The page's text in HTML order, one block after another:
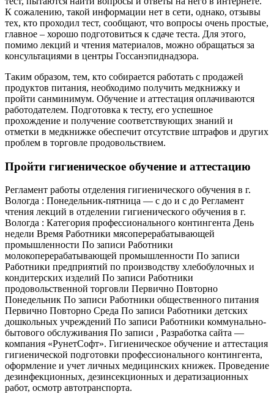
К сожалению, такой информации нет в сети, однако, отзывы
тех, кто проходил тест, сообщают, что вопросы очень простые,
главное – хорошо подготовиться к сдаче теста. Для этого,
помимо лекций и чтения материалов, можно обращаться за
консультациями в центры Госсанэпиднадзора.
Таким образом, тем, кто собирается работать с продажей
продуктов питания, необходимо получить медкнижку и
пройти санминимум. Обучение и аттестация оплачиваются
работодателем. Подготовка к тесту, его успешное
прохождение и получение соответствующих знаний и
отметки в медкнижке обеспечит отсутствие штрафов и других
проблем в торговле продовольствием.
Пройти гигиеническое обучение и аттестацию
Регламент работы отделения гигиенического обучения в г.
Вологда : Понедельник-пятница — с до и с до Регламент
чтения лекций в отделении гигиенического обучения в г.
Вологда : Категория профессионального контингента День
недели Время Работники мясоперерабатывающей
промышленности По записи Работники
молокоперерабатывающей промышленности По записи
Работники предприятий по производству хлебобулочных и
кондитерских изделий По записи Работники
продовольственной торговли Первично Повторно
Понедельник По записи Работники общественного питания
Первично Повторно Среда По записи Работники детских
дошкольных учреждений По записи Работники коммунально-
бытового обслуживания По записи , Разработка сайта —
компания «РунетСофт». Гигиеническое обучение и аттестация
гигиенической подготовки профессионального контингента,
оформление и учет личных медицинских книжек. Проведение
дезинфекционных, дезинсекционных и дератизационных
работ, осмотр автотранспорта.